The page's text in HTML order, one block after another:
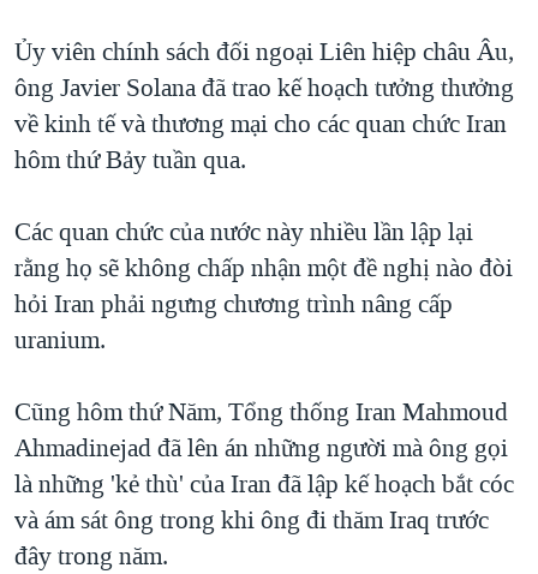
CÁC GIÁ TRỊ CỘNG HÒA Ở VIỆT NAM
THƯỢNG ĐỈNH TRUMP-KIM TẠI VIỆT NAM
TRỊNH VĨNH BÌNH VS. CHÍNH PHỦ VIỆT NAM
BÊN KIA QUỐC LỘ: TIẾNG VỌNG TỪ NÔNG THÔN MỸ
QUAN HỆ VIỆT MỸ
Ủy viên chính sách đối ngoại Liên hiệp châu Âu,
ông Javier Solana đã trao kế hoạch tưởng thưởng
về kinh tế và thương mại cho các quan chức Iran
hôm thứ Bảy tuần qua.
Các quan chức của nước này nhiều lần lập lại
rằng họ sẽ không chấp nhận một đề nghị nào đòi
hỏi Iran phải ngưng chương trình nâng cấp
uranium.
Cũng hôm thứ Năm, Tổng thống Iran Mahmoud
Ahmadinejad đã lên án những người mà ông gọi
là những 'kẻ thù' của Iran đã lập kế hoạch bắt cóc
và ám sát ông trong khi ông đi thăm Iraq trước
đây trong năm.